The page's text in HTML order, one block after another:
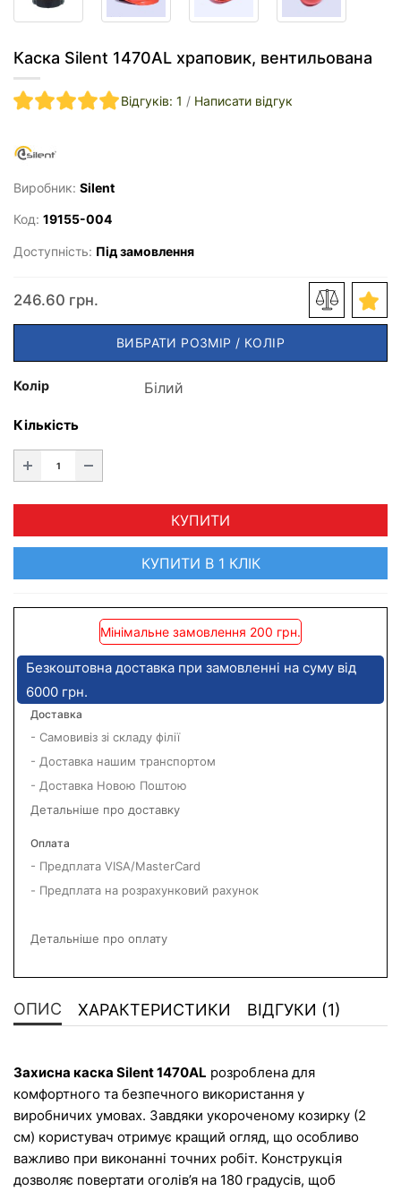
Каска Silent 1470AL храповик, вентильована
Відгуків: 1 / Написати відгук
Виробник: Silent
Код: 19155-004
Доступність: Під замовлення
246.60 грн.
ВИБРАТИ РОЗМІР / КОЛІР
Колір
Кількість
КУПИТИ
КУПИТИ В 1 КЛІК
Мінімальне замовлення 200 грн.
Безкоштовна доставка при замовленні на суму від
6000 грн.
Доставка
- Самовивіз зі складу філії
- Доставка нашим транспортом
- Доставка Новою Поштою
Детальніше про доставку
Оплата
- Предплата VISA/MasterCard
- Предплата на розрахунковий рахунок
Детальніше про оплату
ОПИС ХАРАКТЕРИСТИКИ ВІДГУКИ (1)
Захисна каска Silent 1470AL розроблена для
комфортного та безпечного використання у
виробничих умовах. Завдяки укороченому козирку (2
см) користувач отримує кращий огляд, що особливо
важливо при виконанні точних робіт. Конструкція
дозволяє повертати оголів’я на 180 градусів, щоб